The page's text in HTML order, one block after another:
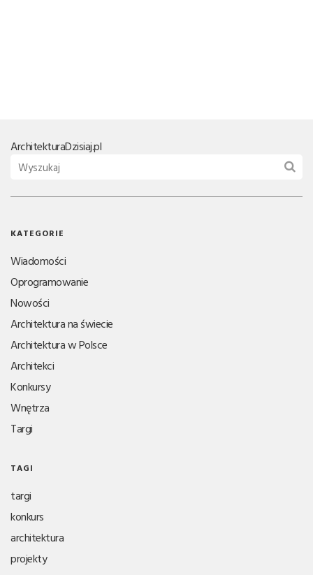
ArchitekturaDzisiaj.pl
KATEGORIE
Wiadomości
Oprogramowanie
Nowości
Architektura na świecie
Architektura w Polsce
Architekci
Konkursy
Wnętrza
Targi
TAGI
targi
konkurs
architektura
projekty